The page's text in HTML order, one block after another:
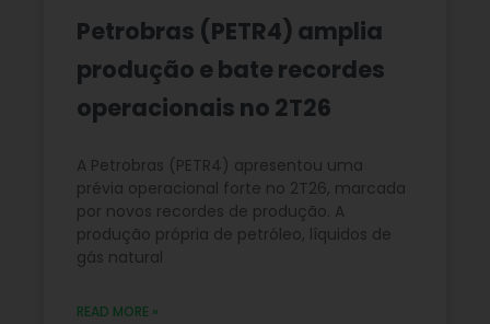
Petrobras (PETR4) amplia
produção e bate recordes
operacionais no 2T26
A Petrobras (PETR4) apresentou uma
prévia operacional forte no 2T26, marcada
por novos recordes de produção. A
produção própria de petróleo, líquidos de
gás natural
READ MORE »